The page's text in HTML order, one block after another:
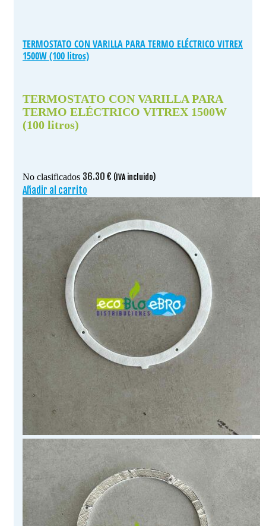
TERMOSTATO CON VARILLA PARA TERMO ELÉCTRICO VITREX
1500W (100 litros)
TERMOSTATO CON VARILLA PARA
TERMO ELÉCTRICO VITREX 1500W
(100 litros)
No clasificados 36.30 € (IVA incluido)
Añadir al carrito